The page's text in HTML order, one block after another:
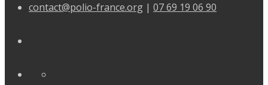
contact@polio-france.org | 07 69 19 06 90